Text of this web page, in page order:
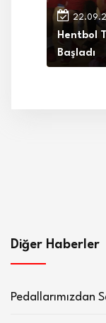
Hentbol
Başladı
Diğer Haberler
Pedallarımızdan